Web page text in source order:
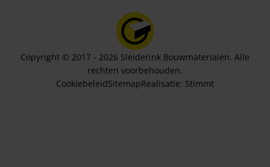
Copyright © 2017 - 2026 Sleiderink Bouwmaterialen. Alle
rechten voorbehouden.
CookiebeleidSitemapRealisatie: Stimmt